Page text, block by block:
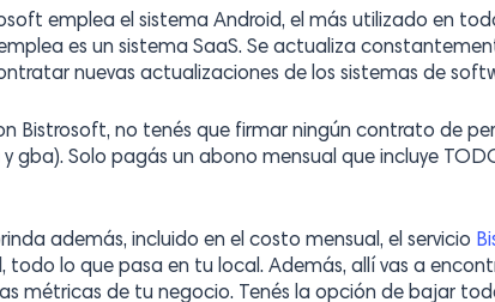
emplea el sistema Android, el más utilizado en
es un sistema SaaS. Se actualiza
nuevas actualizaciones de los sistemas de
Bistrosoft, no tenés que firmar ningún contrato de
gba). Solo pagás un abono mensual que incluye
además, incluido en el costo mensual, el servicio
todo lo que pasa en tu local. Además, allí vas a
métricas de tu negocio. Tenés la opción de bajar